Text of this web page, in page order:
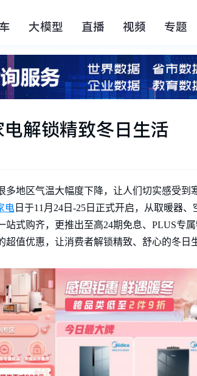
大模型 直播 视频 专题
解锁精致冬日生活
地区气温大幅度下降，让人们切实感受到
电日于11月24日-25日正式开启，从取暖器
式购齐，更推出至高24期免息、PLUS专
值优惠，让消费者解锁精致、舒心的冬日